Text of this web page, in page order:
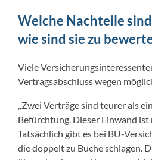
Welche Nachteile
wie sind sie zu
Viele
Vertragsabschluss wegen
„Zwei Verträge sind teurer als
Befürchtung. Dieser Einwand
Tatsächlich gibt es bei BU-
die doppelt zu Buche schlagen.